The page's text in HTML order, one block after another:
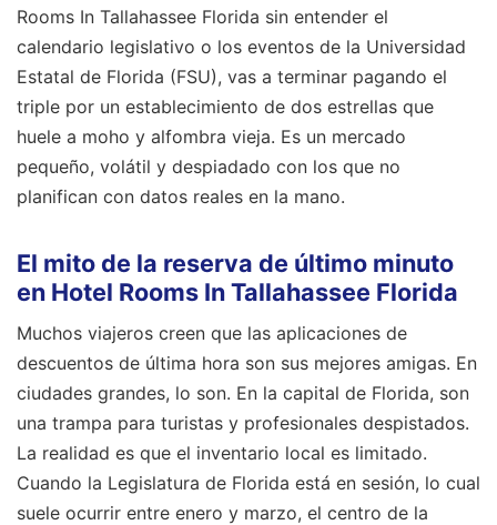
Rooms In Tallahassee Florida sin entender el
calendario legislativo o los eventos de la Universidad
Estatal de Florida (FSU), vas a terminar pagando el
triple por un establecimiento de dos estrellas que
huele a moho y alfombra vieja. Es un mercado
pequeño, volátil y despiadado con los que no
planifican con datos reales en la mano.
El mito de la reserva de último minuto
en Hotel Rooms In Tallahassee Florida
Muchos viajeros creen que las aplicaciones de
descuentos de última hora son sus mejores amigas. En
ciudades grandes, lo son. En la capital de Florida, son
una trampa para turistas y profesionales despistados.
La realidad es que el inventario local es limitado.
Cuando la Legislatura de Florida está en sesión, lo cual
suele ocurrir entre enero y marzo, el centro de la